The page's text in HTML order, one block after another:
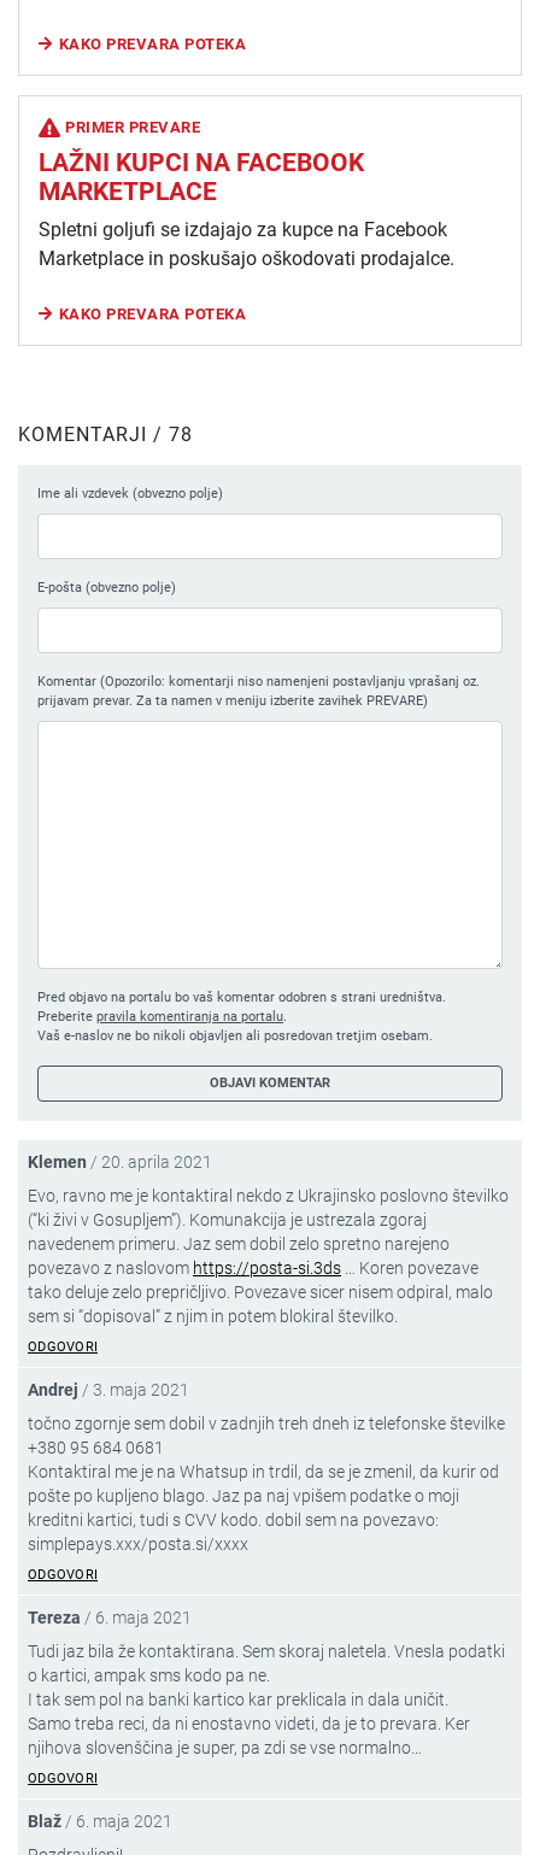
KAKO PREVARA POTEKA
PRIMER PREVARE
LAŽNI KUPCI NA FACEBOOK
MARKETPLACE
Spletni goljufi se izdajajo za kupce na Facebook
Marketplace in poskušajo oškodovati prodajalce.
KAKO PREVARA POTEKA
KOMENTARJI / 78
Ime ali vzdevek (obvezno polje)
E-pošta (obvezno polje)
Komentar (Opozorilo: komentarji niso namenjeni postavljanju vprašanj oz.
prijavam prevar. Za ta namen v meniju izberite zavihek PREVARE)
Pred objavo na portalu bo vaš komentar odobren s strani uredništva.
Preberite pravila komentiranja na portalu.
Vaš e-naslov ne bo nikoli objavljen ali posredovan tretjim osebam.
Klemen / 20. aprila 2021
Evo, ravno me je kontaktiral nekdo z Ukrajinsko poslovno številko
(“ki živi v Gosupljem”). Komunakcija je ustrezala zgoraj
navedenem primeru. Jaz sem dobil zelo spretno narejeno
povezavo z naslovom https://posta-si.3ds … Koren povezave
tako deluje zelo prepričljivo. Povezave sicer nisem odpiral, malo
sem si “dopisoval” z njim in potem blokiral številko.
ODGOVORI
Andrej / 3. maja 2021
točno zgornje sem dobil v zadnjih treh dneh iz telefonske številke
+380 95 684 0681
Kontaktiral me je na Whatsup in trdil, da se je zmenil, da kurir od
pošte po kupljeno blago. Jaz pa naj vpišem podatke o moji
kreditni kartici, tudi s CVV kodo. dobil sem na povezavo:
simplepays.xxx/posta.si/xxxx
ODGOVORI
Tereza / 6. maja 2021
Tudi jaz bila že kontaktirana. Sem skoraj naletela. Vnesla podatki
o kartici, ampak sms kodo pa ne.
I tak sem pol na banki kartico kar preklicala in dala uničit.
Samo treba reci, da ni enostavno videti, da je to prevara. Ker
njihova slovenščina je super, pa zdi se vse normalno…
ODGOVORI
Blaž / 6. maja 2021